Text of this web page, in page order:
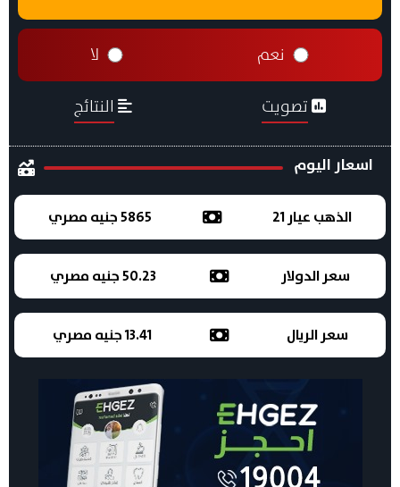
نعم لا
تصويت النتائج
اسعار اليوم
الذهب عيار 21 5865 جنيه مصري
سعر الدولار 50.23 جنيه مصري
سعر الريال 13.41 جنيه مصري